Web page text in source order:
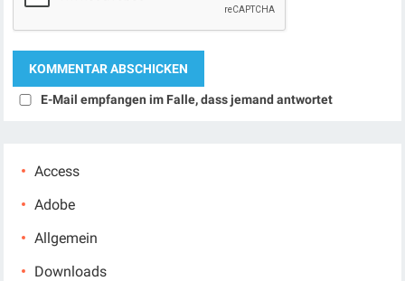
E-Mail empfangen im Falle, dass jemand antwortet
Access
Adobe
Allgemein
Downloads